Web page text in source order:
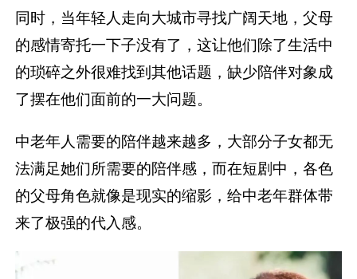
同时，当年轻人走向大城市寻找广阔天地，父母
的感情寄托一下子没有了，这让他们除了生活中
的琐碎之外很难找到其他话题，缺少陪伴对象成
了摆在他们面前的一大问题。
中老年人需要的陪伴越来越多，大部分子女都无
法满足她们所需要的陪伴感，而在短剧中，各色
的父母角色就像是现实的缩影，给中老年群体带
来了极强的代入感。